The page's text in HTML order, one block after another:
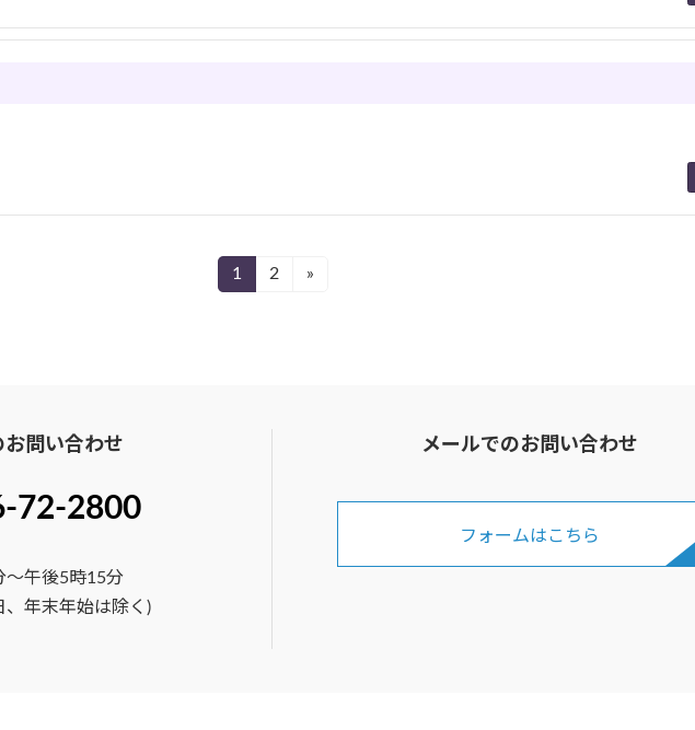
固
1
固
2 »
お問い合わせ
72-2800
～午後5時15分
、年末年始は除く)
メールでのお問い合わせ
フォームはこちら